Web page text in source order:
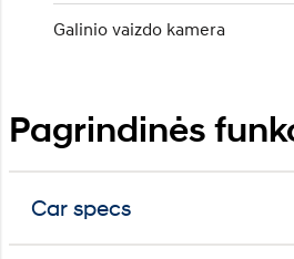
Galinio vaizdo kamera
Pagrindinės
Car specs